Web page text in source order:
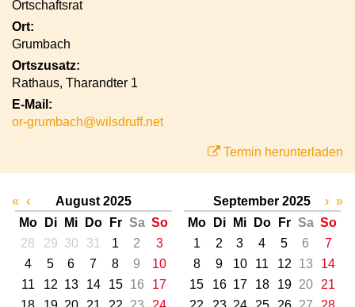
Ortschaftsrat
Ort:
Grumbach
Ortszusatz:
Rathaus, Tharandter 1
E-Mail:
or-grumbach@wilsdruff.net
Termin herunterladen
« ‹
August 2025
Mo
Di Mi Do Fr Sa So
28
29 30 31 1 2
3
4
5 6 7 8 9
10
11
12 13 14 15 16
17
September 2025
Mo
Di Mi Do Fr Sa So
1
2 3 4 5 6
7
8
9 10 11 12 13
14
15
16 17 18 19 20
21
› »